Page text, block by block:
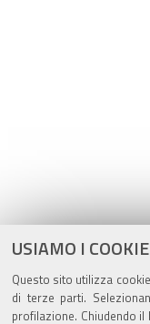
USIAMO I
Questo sito utilizza
di terze parti.
profilazione. Chiudendo